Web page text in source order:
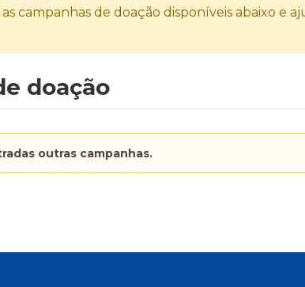
campanhas de doação disponíveis abaixo e
doação
outras campanhas.